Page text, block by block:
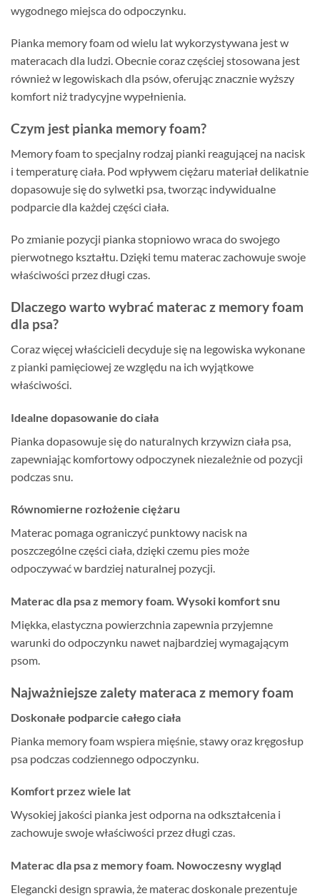
wygodnego miejsca do odpoczynku.
Pianka memory foam od wielu lat wykorzystywana jest w
materacach dla ludzi. Obecnie coraz częściej stosowana jest
również w legowiskach dla psów, oferując znacznie wyższy
komfort niż tradycyjne wypełnienia.
Czym jest pianka memory foam?
Memory foam to specjalny rodzaj pianki reagującej na nacisk
i temperaturę ciała. Pod wpływem ciężaru materiał delikatnie
dopasowuje się do sylwetki psa, tworząc indywidualne
podparcie dla każdej części ciała.
Po zmianie pozycji pianka stopniowo wraca do swojego
pierwotnego kształtu. Dzięki temu materac zachowuje swoje
właściwości przez długi czas.
Dlaczego warto wybrać materac z memory foam
dla psa?
Coraz więcej właścicieli decyduje się na legowiska wykonane
z pianki pamięciowej ze względu na ich wyjątkowe
właściwości.
Idealne dopasowanie do ciała
Pianka dopasowuje się do naturalnych krzywizn ciała psa,
zapewniając komfortowy odpoczynek niezależnie od pozycji
podczas snu.
Równomierne rozłożenie ciężaru
Materac pomaga ograniczyć punktowy nacisk na
poszczególne części ciała, dzięki czemu pies może
odpoczywać w bardziej naturalnej pozycji.
Materac dla psa z memory foam. Wysoki komfort snu
Miękka, elastyczna powierzchnia zapewnia przyjemne
warunki do odpoczynku nawet najbardziej wymagającym
psom.
Najważniejsze zalety materaca z memory foam
Doskonałe podparcie całego ciała
Pianka memory foam wspiera mięśnie, stawy oraz kręgosłup
psa podczas codziennego odpoczynku.
Komfort przez wiele lat
Wysokiej jakości pianka jest odporna na odkształcenia i
zachowuje swoje właściwości przez długi czas.
Materac dla psa z memory foam. Nowoczesny wygląd
Elegancki design sprawia, że materac doskonale prezentuje